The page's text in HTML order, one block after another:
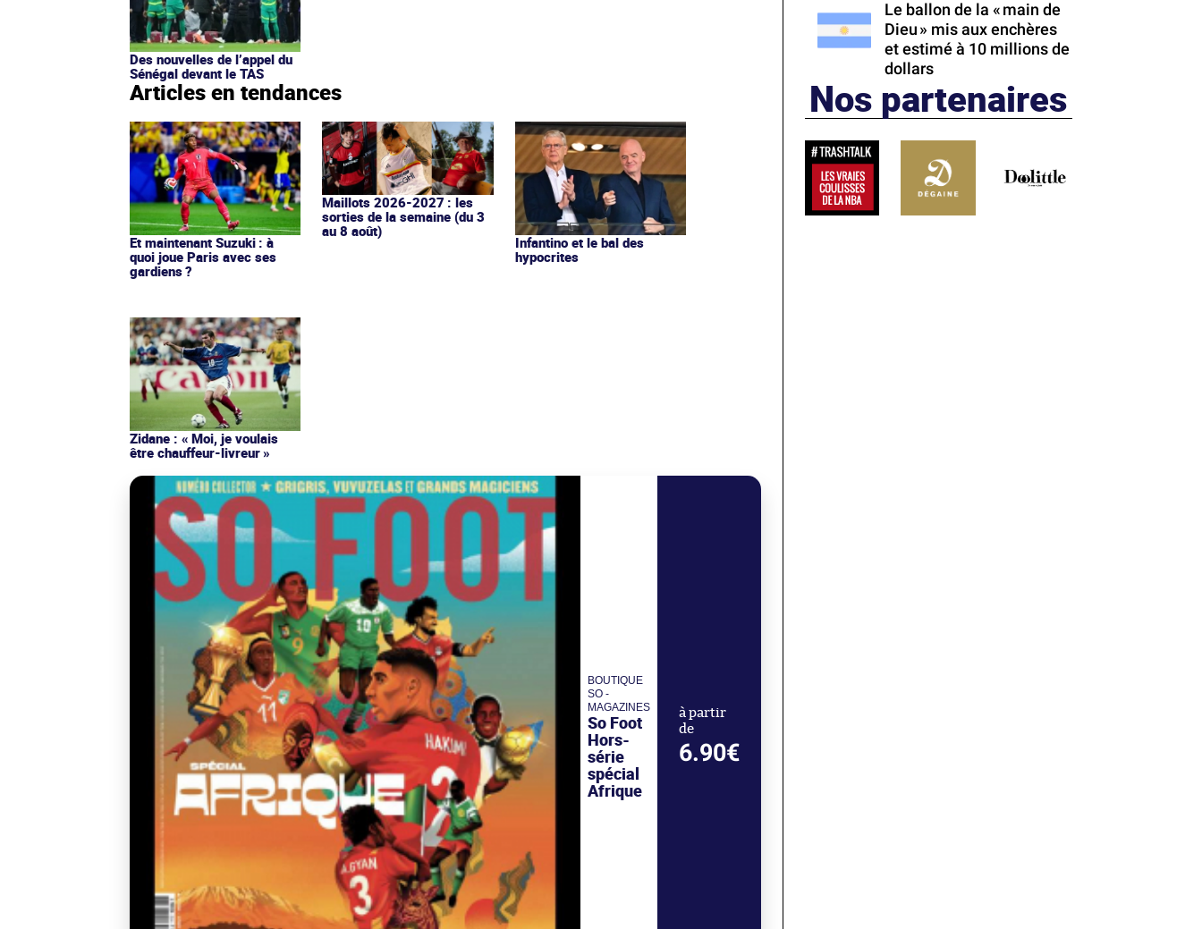
Des nouvelles de l’appel du
Sénégal devant le TAS
Articles en tendances
Et maintenant Suzuki : à
quoi joue Paris avec ses
gardiens ?
Maillots 2026-2027 : les
sorties de la semaine (du 3
au 8 août)
Infantino et le bal des
hypocrites
Zidane : « Moi, je voulais
être chauffeur-livreur »
BOUTIQUE
SO -
MAGAZINES
So Foot
Hors-
série
spécial
Afrique
à partir
de
6.90€
Le ballon de la « main de
Dieu » mis aux enchères
et estimé à 10 millions de
dollars
Nos partenaires